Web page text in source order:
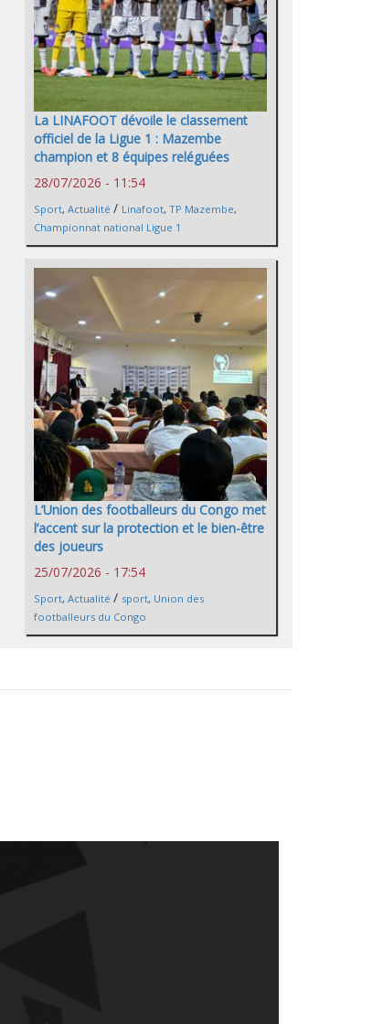
La LINAFOOT dévoile le classement
officiel de la Ligue 1 : Mazembe
champion et 8 équipes reléguées
28/07/2026 - 11:54
Sport, Actualité / Linafoot, TP Mazembe,
Championnat national Ligue 1
L’Union des footballeurs du Congo met
l’accent sur la protection et le bien-être
des joueurs
25/07/2026 - 17:54
Sport, Actualité / sport, Union des
footballeurs du Congo